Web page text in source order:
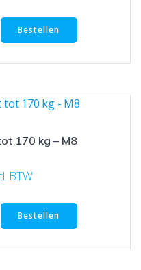
Bestellen
170 kg – M8
BTW
Bestellen